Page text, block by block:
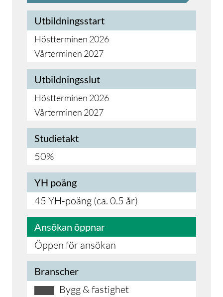
Utbildningsstart
Höstterminen 2026
Vårterminen 2027
Utbildningsslut
Höstterminen 2026
Vårterminen 2027
Studietakt
50%
YH poäng
45 YH-poäng (ca. 0.5 år)
Ansökan öppnar
Öppen för ansökan
Branscher
Bygg & fastighet